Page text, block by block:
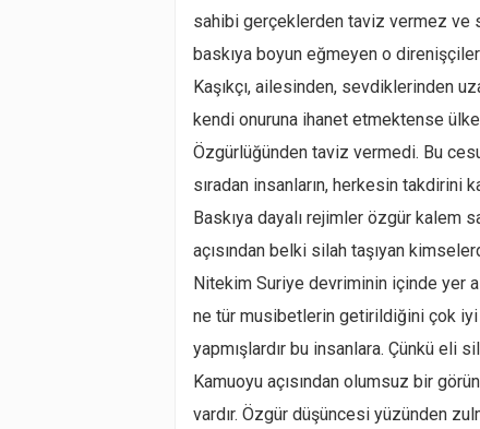
sahibi gerçeklerden taviz vermez ve
baskıya boyun eğmeyen o
Kaşıkçı, ailesinden, sevdiklerinden
kendi onuruna ihanet etmektense
Özgürlüğünden taviz vermedi. Bu
sıradan insanların, herkesin takdirini
Baskıya dayalı rejimler özgür kalem
açısından belki silah taşıyan
Nitekim Suriye devriminin içinde yer
ne tür musibetlerin getirildiğini çok
yapmışlardır bu insanlara. Çünkü eli
Kamuoyu açısından olumsuz bir
vardır. Özgür düşüncesi yüzünden